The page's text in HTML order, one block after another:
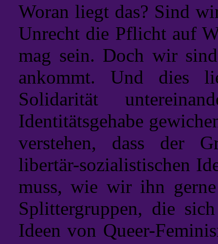
Woran liegt das? Sind
Unrecht die Pflicht auf
mag sein. Doch wir
ankommt. Und dies
Solidarität
Identitätsgehabe
verstehen, dass der
libertär-sozialistischen
muss, wie wir ihn
Splittergruppen, die
Ideen von Queer-